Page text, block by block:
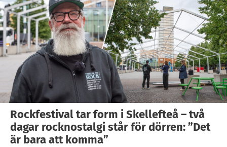
Rockfestival tar form i Skellefteå – två
dagar rocknostalgi står för dörren: ”Det
är bara att komma”